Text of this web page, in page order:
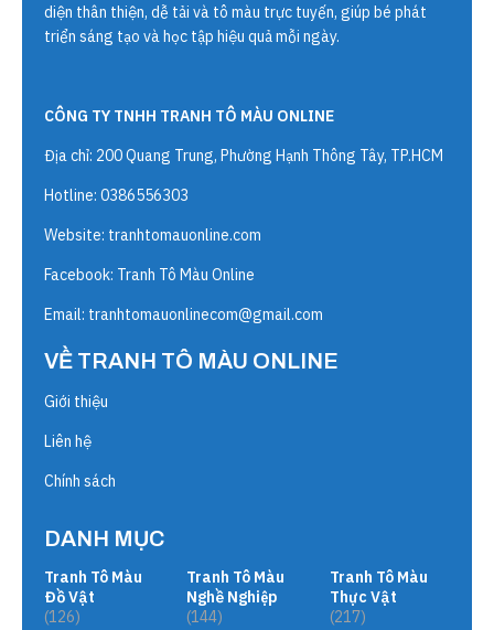
diện thân thiện, dễ tải và tô màu trực tuyến, giúp bé phát
triển sáng tạo và học tập hiệu quả mỗi ngày.
CÔNG TY TNHH TRANH TÔ MÀU ONLINE
Địa chỉ: 200 Quang Trung, Phường Hạnh Thông Tây, TP.HCM
Hotline: 0386556303
Website: tranhtomauonline.com
Facebook: Tranh Tô Màu Online
Email: tranhtomauonlinecom@gmail.com
VỀ TRANH TÔ MÀU ONLINE
Giới thiệu
Liên hệ
Chính sách
DANH MỤC
Tranh Tô Màu
Đồ Vật
(126)
Tranh Tô Màu
Nghề Nghiệp
(144)
Tranh Tô Màu
Thực Vật
(217)